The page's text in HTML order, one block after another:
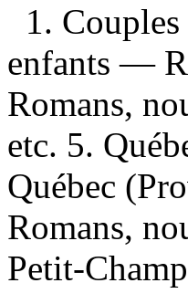
1.
enfants —
Romans,
etc. 5.
Québec
Romans,
Petit-